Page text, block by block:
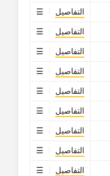
التفاصيل
التفاصيل
التفاصيل
التفاصيل
التفاصيل
التفاصيل
التفاصيل
التفاصيل
التفاصيل